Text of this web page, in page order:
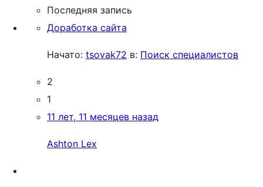
Последняя запись
Доработка сайта
Начато: tsovak72 в: Поиск специалистов
2
1
11 лет, 11 месяцев назад
Ashton Lex